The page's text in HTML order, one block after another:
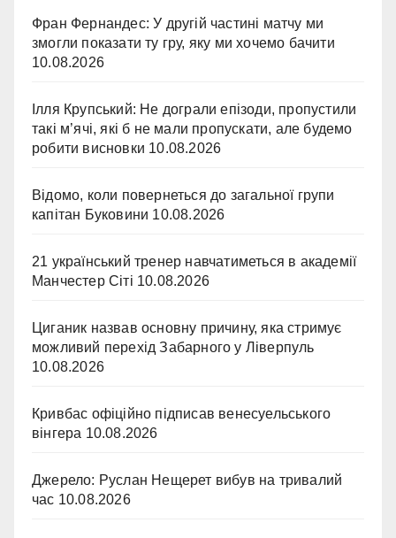
Фран Фернандес: У другій частині матчу ми
змогли показати ту гру, яку ми хочемо бачити
10.08.2026
Ілля Крупський: Не дограли епізоди, пропустили
такі м’ячі, які б не мали пропускати, але будемо
робити висновки 10.08.2026
Відомо, коли повернеться до загальної групи
капітан Буковини 10.08.2026
21 український тренер навчатиметься в академії
Манчестер Сіті 10.08.2026
Циганик назвав основну причину, яка стримує
можливий перехід Забарного у Ліверпуль
10.08.2026
Кривбас офіційно підписав венесуельського
вінгера 10.08.2026
Джерело: Руслан Нещерет вибув на тривалий
час 10.08.2026